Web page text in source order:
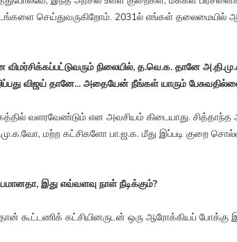
செய்துவருகிறோம். 2031ல் எங்கள் தலைமையில்
விமர்சிக்கப்பட்டுவரும் நிலையில், த.வெ.க. தானே
விஜய் தானே... அதையேன் நீங்கள் யாரும்
வளரவேண்டும் என அவசியம் கிடையாது. சித்தாந்த
மற்ற கட்சிகளோ பா.ஜ.க. மீது இப்படி குறை
இது எவ்வளவு நாள் நீடிக்கும்?
கூட்டணிக் கட்சியினருடன் ஒரு ஆரோக்கியப் போக்கு